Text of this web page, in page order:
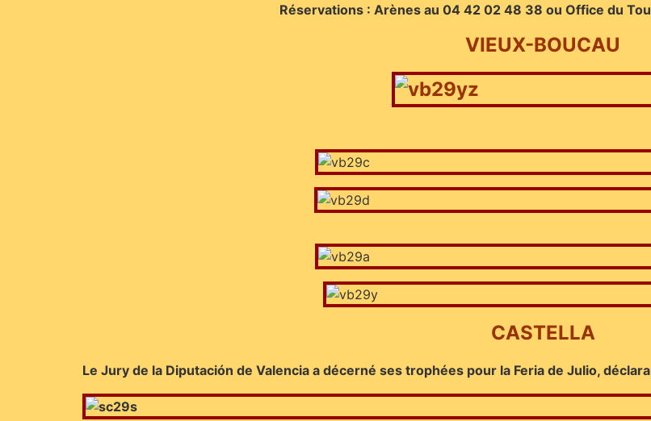
Réservations : Arènes au 04 42 02 48 38 ou Office du
VIEUX-BOUCAU
CASTELLA
Le Jury de la Diputación de Valencia a décerné ses trophées pour la Feria de Julio,